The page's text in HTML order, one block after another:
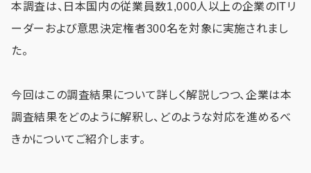
本調査は、日本国内の従業員数1,000人以上の企業のITリ
ーダーおよび意思決定権者300名を対象に実施されまし
た。
今回はこの調査結果について詳しく解説しつつ、企業は本
調査結果をどのように解釈し、どのような対応を進めるべ
きかについてご紹介します。